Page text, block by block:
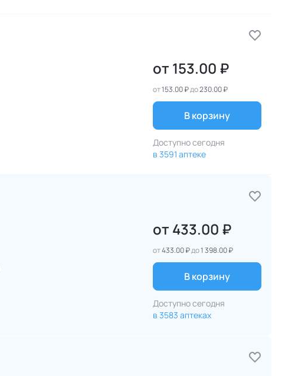
от 153.00 ₽
от153.00 ₽до230.00 ₽
В корзину
Доступно сегодня
в 3591 аптеке
от 433.00 ₽
от433.00 ₽до1 398.00 ₽
В корзину
Доступно сегодня
в 3583 аптеках